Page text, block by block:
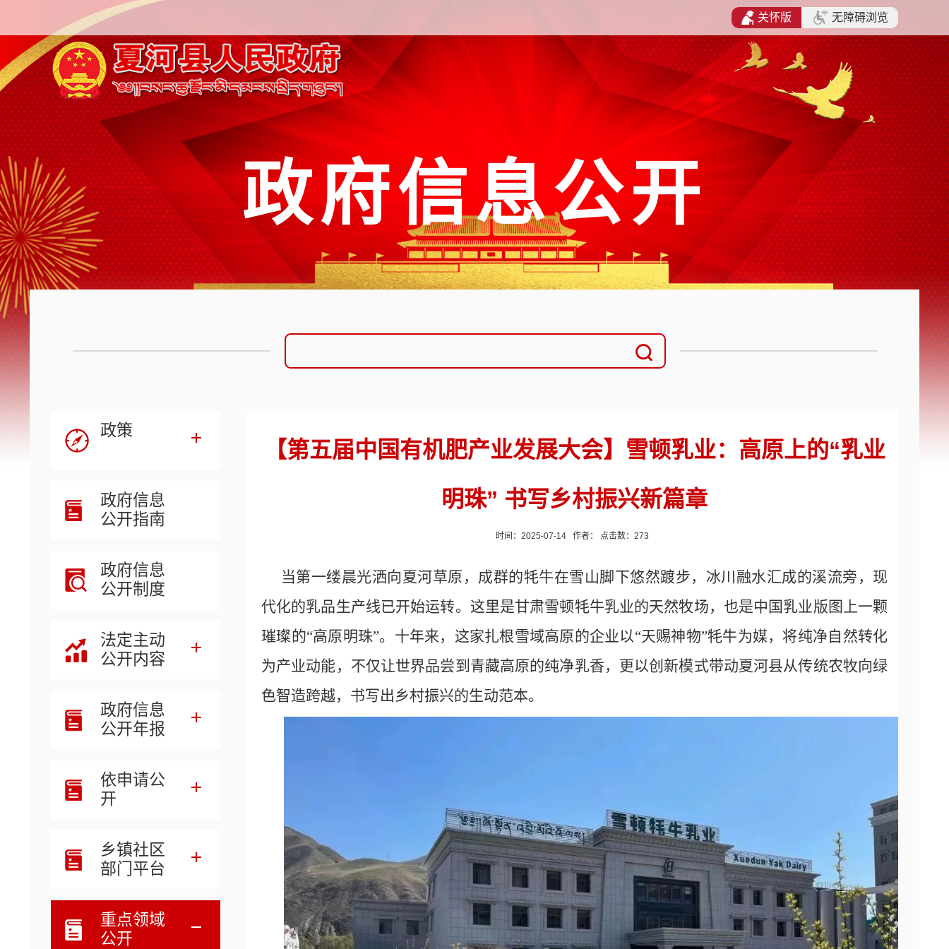
政府信息公开
政策
政府信息
公开指南
政府信息
公开制度
法定主动
公开内容
政府信息
公开年报
依申请公
开
乡镇社区
部门平台
重点领域
公开
【第五届中国有机肥产业发展大会】雪顿乳业：高原上的“乳业
明珠” 书写乡村振兴新篇章
时间：2025-07-14 作者： 点击数： 273
当第一缕晨光洒向夏河草原，成群的牦牛在雪山脚下悠然踱步，冰川融水汇成的溪流旁，现
代化的乳品生产线已开始运转。这里是甘肃雪顿牦牛乳业的天然牧场，也是中国乳业版图上一颗
璀璨的“高原明珠”。十年来，这家扎根雪域高原的企业以“天赐神物”牦牛为媒，将纯净自然转化
为产业动能，不仅让世界品尝到青藏高原的纯净乳香，更以创新模式带动夏河县从传统农牧向绿
色智造跨越，书写出乡村振兴的生动范本。
关怀版 无障碍浏览